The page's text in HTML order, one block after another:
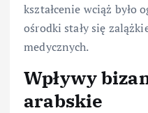
kształcenie wciąż było
ośrodki stały się
medycznych.
Wpływy
arabskie